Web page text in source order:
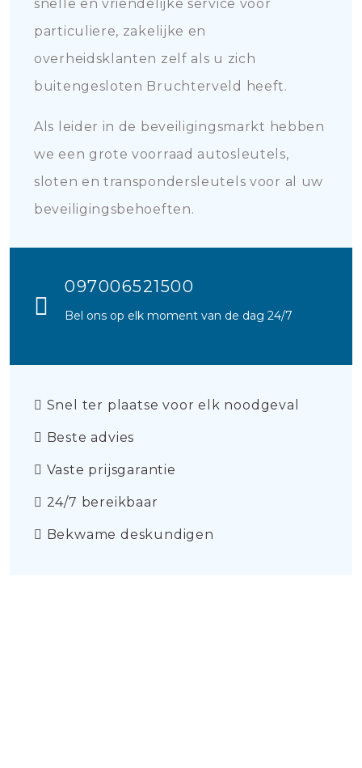
snelle en vriendelijke service voor
particuliere, zakelijke en
overheidsklanten zelf als u zich
buitengesloten Bruchterveld heeft.
Als leider in de beveiligingsmarkt hebben
we een grote voorraad autosleutels,
sloten en transpondersleutels voor al uw
beveiligingsbehoeften.
097006521500
Bel ons op elk moment van de dag 24/7
Snel ter plaatse voor elk noodgeval
Beste advies
Vaste prijsgarantie
24/7 bereikbaar
Bekwame deskundigen